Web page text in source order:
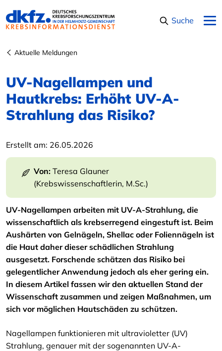
Suche
Aktuelle Meldungen
UV-Nagellampen und
Hautkrebs: Erhöht UV-A-
Strahlung das Risiko?
Erstellt am: 26.05.2026
Von: Teresa Glauner
(Krebswissenschaftlerin, M.Sc.)
UV-Nagellampen arbeiten mit UV-A-Strahlung, die
wissenschaftlich als krebserregend eingestuft ist. Beim
Aushärten von Gelnägeln, Shellac oder Foliennägeln ist
die Haut daher dieser schädlichen Strahlung
ausgesetzt. Forschende schätzen das Risiko bei
gelegentlicher Anwendung jedoch als eher gering ein.
In diesem Artikel fassen wir den aktuellen Stand der
Wissenschaft zusammen und zeigen Maßnahmen, um
sich vor möglichen Hautschäden zu schützen.
Nagellampen funktionieren mit ultravioletter (UV)
Strahlung, genauer mit der sogenannten UV-A-